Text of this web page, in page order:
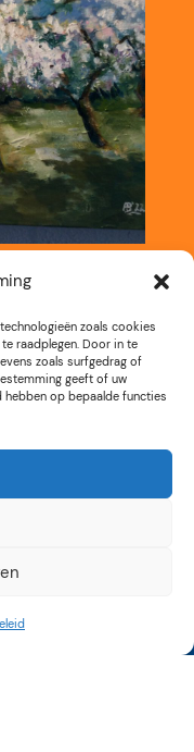
zoals cookies
raadplegen. Door in te
zoals surfgedrag of
geeft of uw
op bepaalde functies